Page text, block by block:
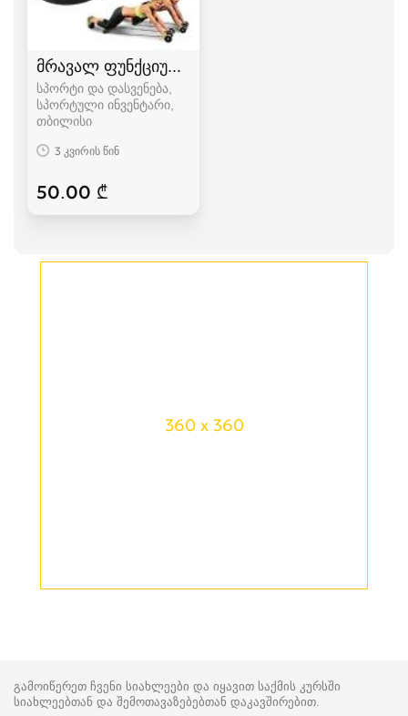
მრავალ ფუნქციური ტრენაჟორი
სპორტი და დასვენება,
სპორტული ინვენტარი
თბილისი
3 კვირის წინ
50.00 ₾
360 x 360
გამოიწერეთ ჩვენი სიახლეები და იყავით საქმის კურსში
სიახლეებთან და შემოთავაზებებთან დაკავშირებით.